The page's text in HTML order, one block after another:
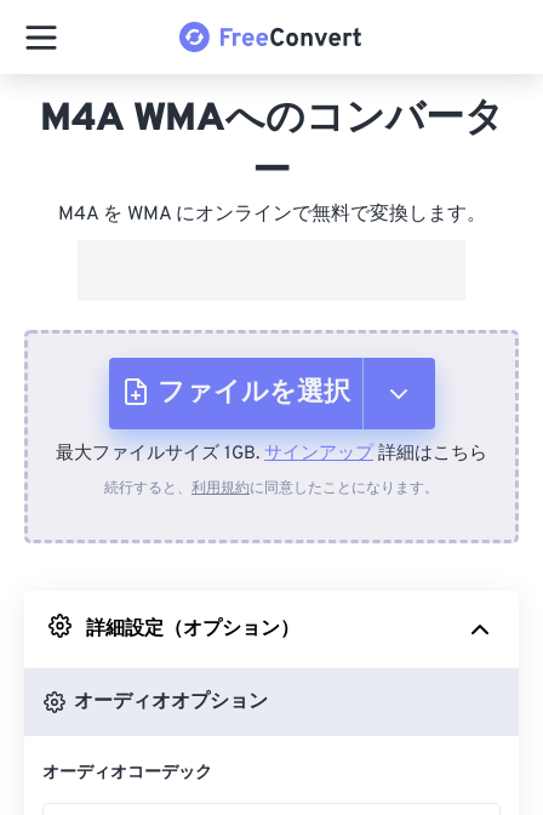
M4A WMAへのコンバータ
ー
M4A を WMA にオンラインで無料で変換します。
ファイルを選択
デバイスから
Googleドライブから
最大ファイルサイズ 1GB. サインアップ詳細はこちら
続行すると、 利用規約に同意したことになります。
詳細設定（オプション）
オーディオオプション
オーディオコーデック